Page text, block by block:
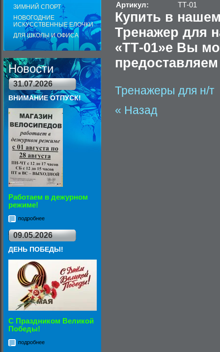
ЗИМНИЙ СПОРТ
НОВОГОДНИЕ
ИСКУССТВЕННЫЕ ЕЛОЧКИ
ДЛЯ ШКОЛЫ И ОФИСА
Новости
31.07.2026
ВНИМАНИЕ ОТПУСК!
Работаем в дежурном
режиме!
подробнее
09.05.2026
ДЕНЬ ПОБЕДЫ!
С Праздником Великой
Победы!
подробнее
Артикул:
ТТ-01
Купить в
Тренажер для
«ТТ-01»e Вы
Тренажеры для н/т
« Назад